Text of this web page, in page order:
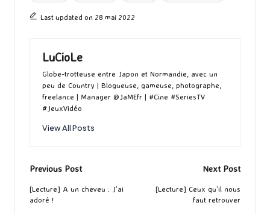
Last updated on 28 mai 2022
LuCioLe
Globe-trotteuse entre Japon et Normandie, avec un
peu de Country | Blogueuse, gameuse, photographe,
freelance | Manager @JaMEfr | #Cine #SeriesTV
#JeuxVidéo
View All Posts
Post
navigation
Previous Post
[Lecture] A un cheveu : J’ai
adoré !
Next Post
[Lecture] Ceux qu’il nous
faut retrouver